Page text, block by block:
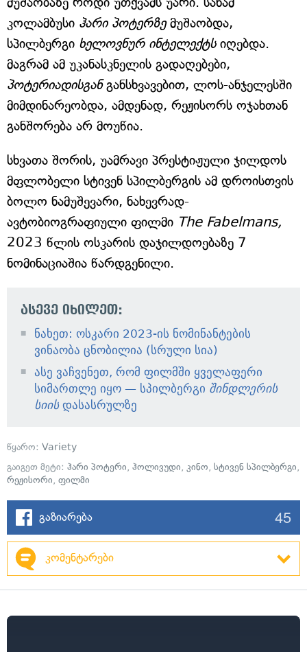
კოლამბუსი ჰარი პოტერზემუშაობდა,
სპილბერგი ხელოვნურ ინტელექტსიღებდა.
მაგრამ ამ უკანასკნელის გადაღებები,
პოტერიადისგანგანსხვავებით, ლოს-ანჯელესში
მიმდინარეობდა, ამდენად, რეჟისორს ოჯახთან
განშორება არ მოუწია.
სხვათა შორის, უამრავი პრესტიჟული ჯილდოს
მფლობელი სტივენ სპილბერგის ამ დროისთვის
ბოლო ნამუშევარი, ნახევრად-
ავტობიოგრაფიული ფილმი The Fabelmans,
2023 წლის ოსკარის დაჯილდოებაზე 7
ნომინაციაშია წარდგენილი.
ასევე იხილეთ:
ნახეთ: ოსკარი 2023-ის ნომინანტების
ვინაობა ცნობილია (სრული სია)
ასე ვაჩვენეთ, რომ ფილმში ყველაფერი
სიმართლე იყო — სპილბერგი შინდლერის
სიის დასასრულზე
წყარო: Variety
გაიგეთ მეტი: ჰარი პოტერი, ჰოლივუდი, კინო, სტივენ სპილბერგი,
რეჟისორი, ფილმი
გაზიარება 45
კომენტარები